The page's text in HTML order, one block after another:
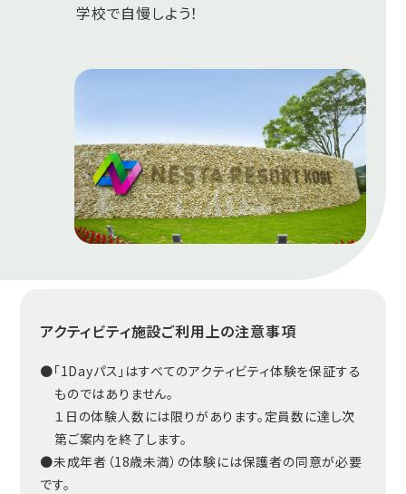
学校で自慢しよう！
アクティビティ施設ご利用上の注意事項
●「1Dayパス」はすべてのアクティビティ体験を保証する
ものではありません。
１日の体験人数には限りがあります。定員数に達し次
第ご案内を終了します。
●未成年者（18歳未満）の体験には保護者の同意が必要
です。